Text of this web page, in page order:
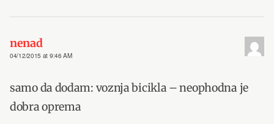
nenad
04/12/2015 at 9:46 AM
samo da dodam: voznja bicikla – neophodna je
dobra oprema